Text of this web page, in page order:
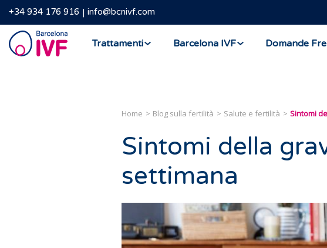
+34 934 176 916 info@bcnivf.com
Barcelona
IVF
Trattamenti Barcelona IVF Domande
Home Blog sulla fertilità Salute e fertilità Sintomi
Sintomi della
settimana